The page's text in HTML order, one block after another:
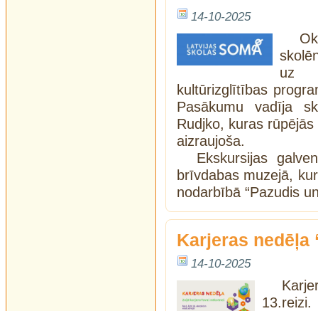
14-10-2025
uz
kultūrizglītības
Pasākumu vadīja
Rudjko, kuras
aizraujoša.
Ekskursijas
brīvdabas muzejā,
nodarbībā “Pazudis
Karjeras nedēļa
14-10-2025